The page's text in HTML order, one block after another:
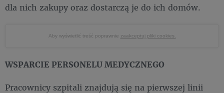
dla nich zakupy oraz dostarczą je do ich domów.
Aby wyświetlić treść poprawnie zaakceptuj pliki cookies.
WSPARCIE PERSONELU MEDYCZNEGO
Pracownicy szpitali znajdują się na pierwszej linii